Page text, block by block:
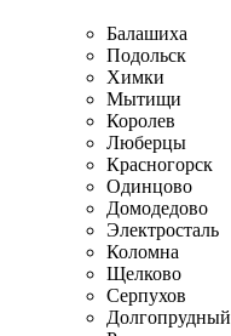
Балашиха
Подольск
Химки
Мытищи
Королев
Люберцы
Красногорск
Одинцово
Домодедово
Электросталь
Коломна
Щелково
Серпухов
Долгопрудный